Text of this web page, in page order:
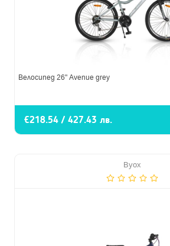
Велосипед 26" Avenue grey
€218.54 / 427.43 лв.
Byox